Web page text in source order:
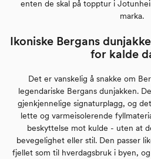
enten de skal på topptur i
marka.
Ikoniske Bergans
for kalde
Det er vanskelig å snakke om
legendariske Bergans dunjakken.
gjenkjennelige signaturplagg, og
lette og varmeisolerende
beskyttelse mot kulde - uten at
bevegelighet eller stil. Den passer
fjellet som til hverdagsbruk i byen,